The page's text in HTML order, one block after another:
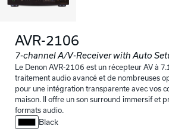
AVR-2106
7-channel A/V-Receiver with Auto
Le Denon AVR-2106 est un récepteur AV à
traitement audio avancé et de nombreuses
pour une intégration transparente avec vos
maison. Il offre un son surround immersif et
formats audio.
Black